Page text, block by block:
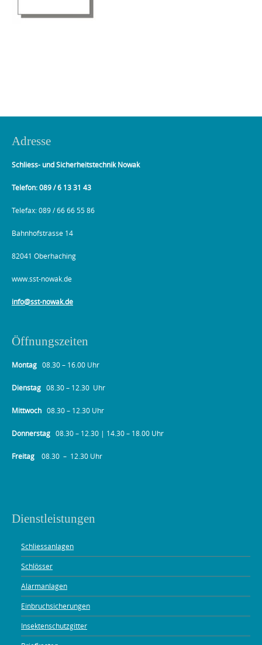
Adresse
Schliess- und Sicherheitstechnik Nowak
Telefon: 089 / 6 13 31 43
Telefax: 089 / 66 66 55 86
Bahnhofstrasse 14
82041 Oberhaching
www.sst-nowak.de
info@sst-nowak.de
Öffnungszeiten
Montag 08.30 – 16.00 Uhr
Dienstag 08.30 – 12.30 Uhr
Mittwoch 08.30 – 12.30 Uhr
Donnerstag 08.30 – 12.30 | 14.30 – 18.00 Uhr
Freitag 08.30 – 12.30 Uhr
Dienstleistungen
Schliessanlagen
Schlösser
Alarmanlagen
Einbruchsicherungen
Insektenschutzgitter